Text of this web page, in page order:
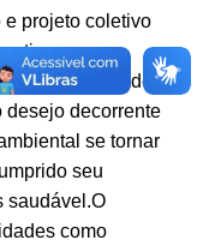
e projeto coletivo
que
e na sociedade
desejo decorrente
se tornar
seu
saudável.O
como